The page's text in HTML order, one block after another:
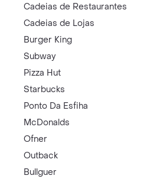
Cadeias de Restaurantes
Cadeias de Lojas
Burger King
Subway
Pizza Hut
Starbucks
Ponto Da Esfiha
McDonalds
Ofner
Outback
Bullguer